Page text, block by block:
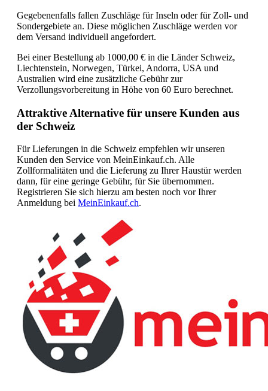
Gegebenenfalls fallen Zuschläge für Inseln oder für Zoll- und
Sondergebiete an. Diese möglichen Zuschläge werden vor
dem Versand individuell angefordert.
Bei einer Bestellung ab 1000,00 € in die Länder Schweiz,
Liechtenstein, Norwegen, Türkei, Andorra, USA und
Australien wird eine zusätzliche Gebühr zur
Verzollungsvorbereitung in Höhe von 60 Euro berechnet.
Attraktive Alternative für unsere Kunden aus
der Schweiz
Für Lieferungen in die Schweiz empfehlen wir unseren
Kunden den Service von MeinEinkauf.ch. Alle
Zollformalitäten und die Lieferung zu Ihrer Haustür werden
dann, für eine geringe Gebühr, für Sie übernommen.
Registrieren Sie sich hierzu am besten noch vor Ihrer
Anmeldung bei MeinEinkauf.ch.